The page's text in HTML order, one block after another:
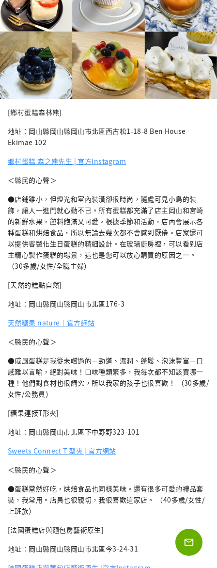
[鄉村蛋糕森林熊]
地址：岡山縣岡山縣岡山市北區西古松1-18-8 Ben House
Ekimae 102
鄉村蛋糕 森之熊先生 | 官方Instagram
＜縣民的心聲＞
●店鋪雖小，但燈光和室內裝潢卻很時尚，隨處可見小鳥的裝
飾，讓人一進門就心動不已。所有蛋糕都充滿了店主岡山和宮崎
的新鮮水果，餡料飽滿又可愛。根據季節和活動，店內會展示各
種蛋糕和烘焙食品，所以無論去幾次都不會感到厭倦。店家還可
以提供客製化生日蛋糕的精細設計。在玻璃廚房裡，可以看到店
主精心製作蛋糕的場景，這也是您可以放心購買的原因之一。
（30多歲/女性/全職主婦）
[天然的糕點自然]
地址：岡山縣岡山縣岡山市北區176-3
天然糖果 nature｜官方網站
＜縣民的心聲＞
●戚風蛋糕是我從未嚐過的－勁道、濕潤、蓬鬆、泡沫豐富－口
感難以言喻，絕對美味！口味種類繁多，我每次都不知該買哪一
種！他們對食材也很講究，所以我家的孩子也很喜歡！ （30多歲/
女性/公務員）
[糖果連接T形夾]
地址：岡山縣岡山市北區下中野野323-101
Sweets Connect T 型夾 | 官方網站
＜縣民的心聲＞
●蛋糕當然好吃，烘焙食品也同樣美味。還有很多可愛的禮品套
裝，我常用。店員也很親切，我很喜歡這家店。 （40多歲/女性/
上班族）
[法國蛋糕店與麵包房藝術原生]
地址：岡山縣岡山縣岡山市北區今3-24-31